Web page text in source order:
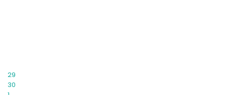
29
30